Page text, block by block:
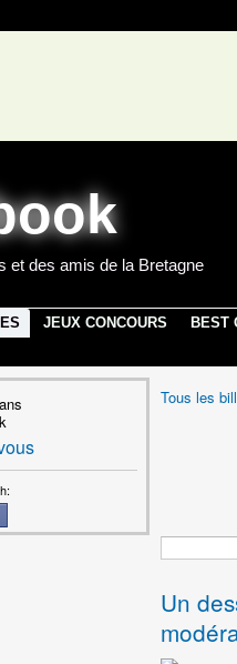
et des amis de la Bretagne
JEUX CONCOURS BEST
Tous les
Un